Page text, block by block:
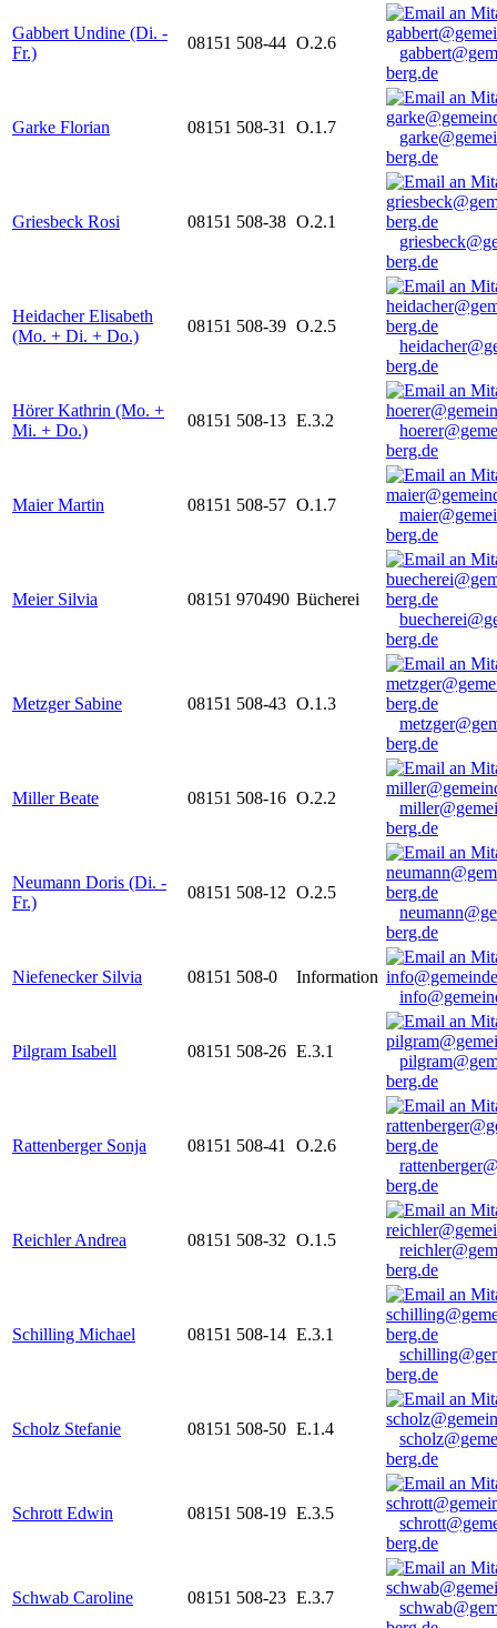
Gabbert Undine (Di. -
Fr.)
08151 508-44 O.2.6
berg.de
Garke Florian 08151 508-31 O.1.7
berg.de
Griesbeck Rosi 08151 508-38 O.2.1
berg.de
Heidacher Elisabeth
(Mo. + Di. + Do.)
08151 508-39 O.2.5
berg.de
Hörer Kathrin (Mo. +
Mi. + Do.)
08151 508-13 E.3.2
berg.de
Maier Martin 08151 508-57 O.1.7
berg.de
Meier Silvia 08151 970490 Bücherei
berg.de
Metzger Sabine 08151 508-43 O.1.3
berg.de
Miller Beate 08151 508-16 O.2.2
berg.de
Neumann Doris (Di. -
Fr.)
08151 508-12 O.2.5
berg.de
Niefenecker Silvia 08151 508-0
Information
Pilgram Isabell 08151 508-26 E.3.1
berg.de
Rattenberger Sonja 08151 508-41
O.2.6
berg.de
Reichler Andrea 08151 508-32 O.1.5
berg.de
Schilling Michael 08151 508-14 E.3.1
berg.de
Scholz Stefanie 08151 508-50 E.1.4
berg.de
Schrott Edwin 08151 508-19 E.3.5
berg.de
Schwab Caroline 08151 508-23 E.3.7